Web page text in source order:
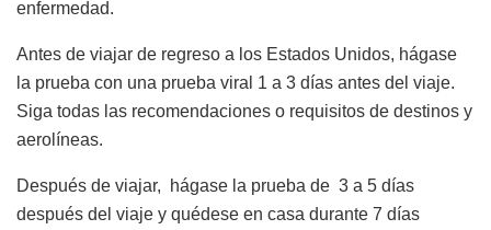
enfermedad.
Antes de viajar de regreso a los Estados Unidos, hágase
la prueba con una prueba viral 1 a 3 días antes del viaje.
Siga todas las recomendaciones o requisitos de destinos y
aerolíneas.
Después de viajar, hágase la prueba de 3 a 5 días
después del viaje y quédese en casa durante 7 días